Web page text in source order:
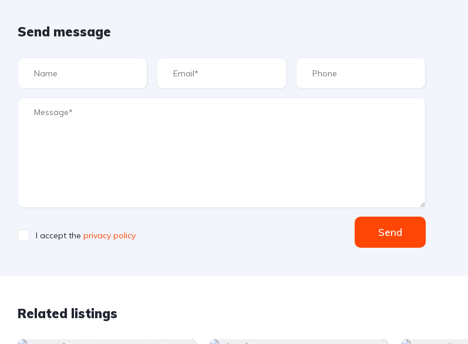
Send message
I accept the privacy policy Send
Related listings